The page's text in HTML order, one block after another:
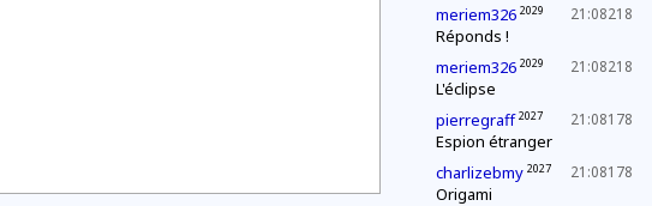
21:08218
meriem326 2029
Réponds !
21:08218
meriem326 2029
L'éclipse
21:08178
pierregraff 2027
Espion étranger
21:08178
charlizebmy 2027
Origami